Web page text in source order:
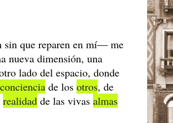
que reparen en mí― me
nueva dimensión, una
lado del espacio, donde
conciencia de los otros, de
realidad de las vivas almas